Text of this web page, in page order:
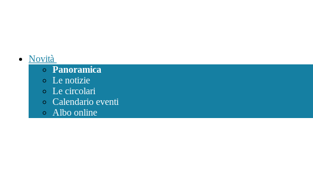
Novità
Panoramica
Le notizie
Le circolari
Calendario eventi
Albo online